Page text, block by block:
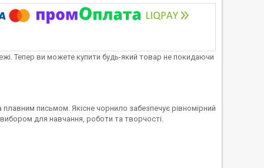
Тепер ви можете купити будь-який товар не покидаючи
письмом. Якісне чорнило забезпечує рівномірний
для навчання, роботи та творчості.